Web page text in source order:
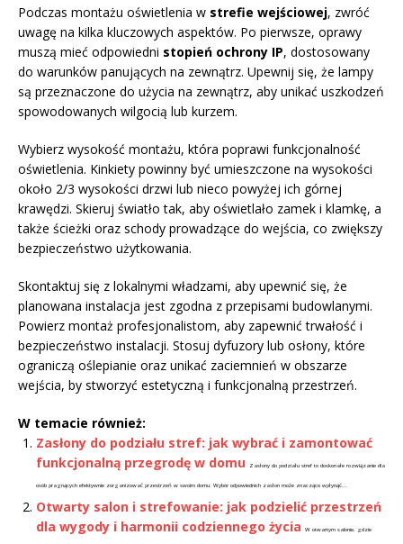
Podczas montażu oświetlenia w strefie wejściowej, zwróć
uwagę na kilka kluczowych aspektów. Po pierwsze, oprawy
muszą mieć odpowiedni stopień ochrony IP, dostosowany
do warunków panujących na zewnątrz. Upewnij się, że lampy
są przeznaczone do użycia na zewnątrz, aby unikać uszkodzeń
spowodowanych wilgocią lub kurzem.
Wybierz wysokość montażu, która poprawi funkcjonalność
oświetlenia. Kinkiety powinny być umieszczone na wysokości
około 2/3 wysokości drzwi lub nieco powyżej ich górnej
krawędzi. Skieruj światło tak, aby oświetlało zamek i klamkę, a
także ścieżki oraz schody prowadzące do wejścia, co zwiększy
bezpieczeństwo użytkowania.
Skontaktuj się z lokalnymi władzami, aby upewnić się, że
planowana instalacja jest zgodna z przepisami budowlanymi.
Powierz montaż profesjonalistom, aby zapewnić trwałość i
bezpieczeństwo instalacji. Stosuj dyfuzory lub osłony, które
ograniczą oślepianie oraz unikać zaciemnień w obszarze
wejścia, by stworzyć estetyczną i funkcjonalną przestrzeń.
W temacie również:
Zasłony do podziału stref: jak wybrać i zamontować
funkcjonalną przegrodę w domu
Zasłony do podziału stref to doskonałe rozwiązanie dla
osób pragnących efektywnie zorganizować przestrzeń w swoim domu. Wybór odpowiednich zasłon może znacząco wpłynąć...
Otwarty salon i strefowanie: jak podzielić przestrzeń
dla wygody i harmonii codziennego życia
W otwartym salonie, gdzie